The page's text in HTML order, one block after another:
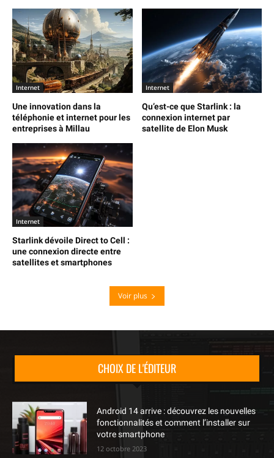
Internet
Une innovation dans la
téléphonie et internet pour les
entreprises à Millau
Internet
Qu’est-ce que Starlink : la
connexion internet par
satellite de Elon Musk
Internet
Starlink dévoile Direct to Cell :
une connexion directe entre
satellites et smartphones
Voir plus
CHOIX DE L'ÉDITEUR
Android 14 arrive : découvrez les nouvelles
fonctionnalités et comment l’installer sur
votre smartphone
12 octobre 2023